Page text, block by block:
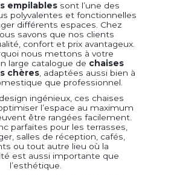
empilablessont l’une des
polyvalentes et fonctionnelles
différents espaces. Chez
savons que nos clients
confort et prix avantageux.
nous mettons à votre
large catalogue de chaises
chères, adaptées aussi bien à
que professionnel.
ingénieux, ces chaises
l’espace au maximum
être rangées facilement.
parfaites pour les terrasses,
salles de réception, cafés,
ou tout autre lieu où la
est aussi importante que
l’esthétique.